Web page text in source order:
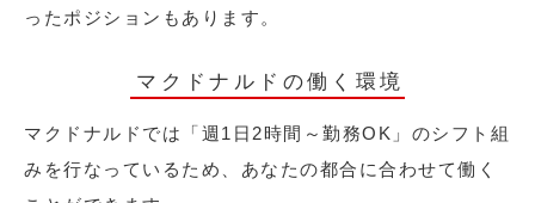
ったポジションもあります。
マクドナルドの働く環境
マクドナルドでは「週1日2時間～勤務OK」のシフト組
みを行なっているため、あなたの都合に合わせて働く